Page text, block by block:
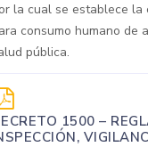
la cual se establece la
consumo humano de
pública.
1500 –